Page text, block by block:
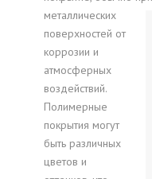
металлических
поверхностей от
коррозии и
атмосферных
воздействий.
Полимерные
покрытия могут
быть различных
цветов и